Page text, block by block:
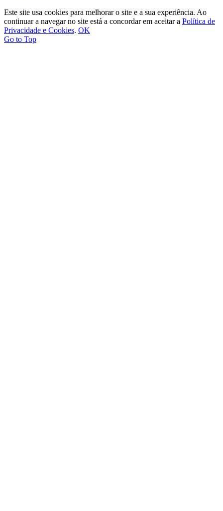
Este site usa cookies para melhorar o site e a sua experiência. Ao
continuar a navegar no site está a concordar em aceitar a Política de
Privacidade e Cookies. OK
Go to Top